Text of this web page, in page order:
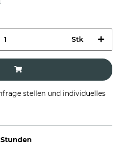
Stk
stellen und individuelles